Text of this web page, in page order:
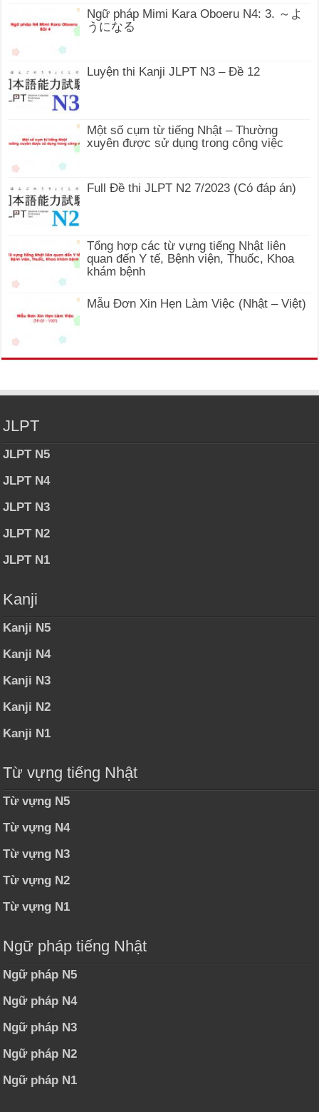
Ngữ pháp Mimi Kara Oboeru N4: 3. ～よ
うになる
Luyện thi Kanji JLPT N3 – Đề 12
Một số cụm từ tiếng Nhật – Thường
xuyên được sử dụng trong công việc
Full Đề thi JLPT N2 7/2023 (Có đáp án)
Tổng hợp các từ vựng tiếng Nhật liên
quan đến Y tế, Bệnh viện, Thuốc, Khoa
khám bệnh
Mẫu Đơn Xin Hẹn Làm Việc (Nhật – Việt)
JLPT
JLPT N5
JLPT N4
JLPT N3
JLPT N2
JLPT N1
Kanji
Kanji N5
Kanji N4
Kanji N3
Kanji N2
Kanji N1
Từ vựng tiếng Nhật
Từ vựng N5
Từ vựng N4
Từ vựng N3
Từ vựng N2
Từ vựng N1
Ngữ pháp tiếng Nhật
Ngữ pháp N5
Ngữ pháp N4
Ngữ pháp N3
Ngữ pháp N2
Ngữ pháp N1